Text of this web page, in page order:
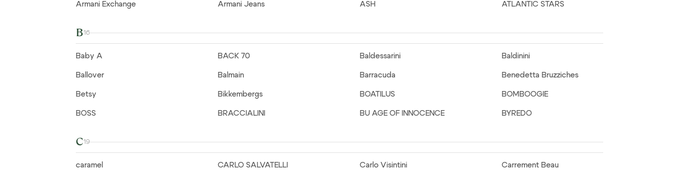
Armani Exchange Armani Jeans ASH ATLANTIC STARS
B16
Baby A BACK 70 Baldessarini Baldinini
Ballover Balmain Barracuda Benedetta Bruzziches
Betsy Bikkembergs BOATILUS BOMBOOGIE
BOSS BRACCIALINI BU AGE OF INNOCENCE BYREDO
C19
caramel CARLO SALVATELLI Carlo Visintini Carrement Beau